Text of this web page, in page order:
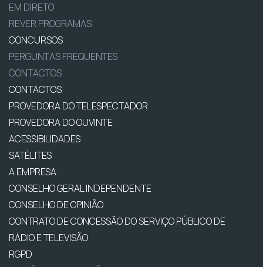
EM DIRETO
REVER PROGRAMAS
CONCURSOS
PERGUNTAS FREQUENTES
CONTACTOS
CONTACTOS
PROVEDORA DO TELESPECTADOR
PROVEDORA DO OUVINTE
ACESSIBILIDADES
SATÉLITES
A EMPRESA
CONSELHO GERAL INDEPENDENTE
CONSELHO DE OPINIÃO
CONTRATO DE CONCESSÃO DO SERVIÇO PÚBLICO DE
RÁDIO E TELEVISÃO
RGPD